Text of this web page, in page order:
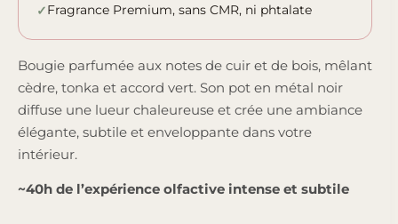
Fragrance Premium, sans CMR, ni phtalate
Bougie parfumée aux notes de cuir et de bois, mêlant
cèdre, tonka et accord vert. Son pot en métal noir
diffuse une lueur chaleureuse et crée une ambiance
élégante, subtile et enveloppante dans votre
intérieur.
~40h de l’expérience olfactive intense et subtile